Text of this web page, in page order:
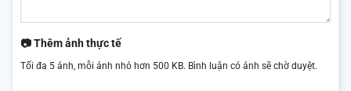
📷 Thêm ảnh thực tế
Tối đa 5 ảnh, mỗi ảnh nhỏ hơn 500 KB. Bình luận có ảnh sẽ chờ duyệt.